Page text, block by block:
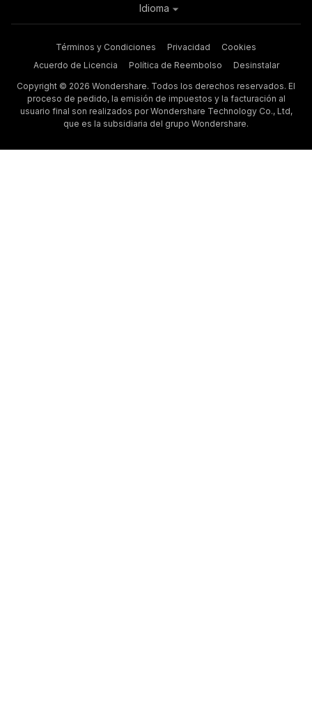
Términos y Condiciones Privacidad
Cookies
Acuerdo de Licencia
Política de Reembolso
Desinstalar
Copyright © 2026 Wondershare. Todos los derechos reservados. El
proceso de pedido, la emisión de impuestos y la facturación al
usuario final son realizados por Wondershare Technology Co., Ltd,
que es la subsidiaria del grupo Wondershare.
Idioma